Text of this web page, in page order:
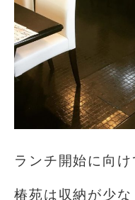
ランチ開始に向
椿苑は収納が少